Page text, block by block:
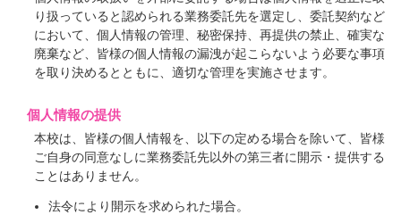
り扱っていると認められる業務委託先を選定し、委託契約など
において、個人情報の管理、秘密保持、再提供の禁止、確実な
廃棄など、皆様の個人情報の漏洩が起こらないよう必要な事項
を取り決めるとともに、適切な管理を実施させます。
個人情報の提供
本校は、皆様の個人情報を、以下の定める場合を除いて、皆様
ご自身の同意なしに業務委託先以外の第三者に開示・提供する
ことはありません。
法令により開示を求められた場合。